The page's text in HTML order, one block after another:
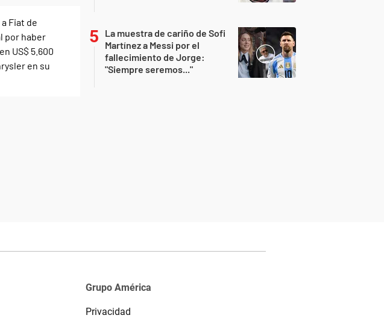
La muestra de cariño de Sofi
Martínez a Messi por el
fallecimiento de Jorge:
"Siempre seremos..."
Grupo América
Privacidad